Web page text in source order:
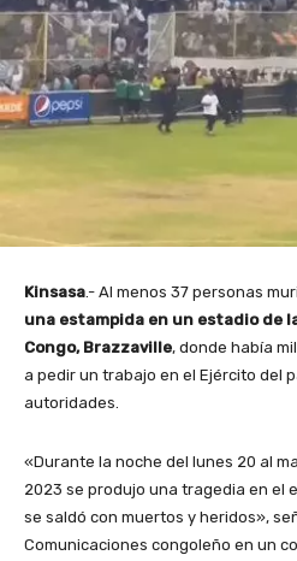
Kinsasa .- Al menos 37 personas
una estampida en un estadio de
Congo, Brazzaville, donde había
a pedir un trabajo en el Ejército del
autoridades.
«Durante la noche del lunes 20 al
2023 se produjo una tragedia en el
se saldó con muertos y heridos»,
Comunicaciones congoleño en un